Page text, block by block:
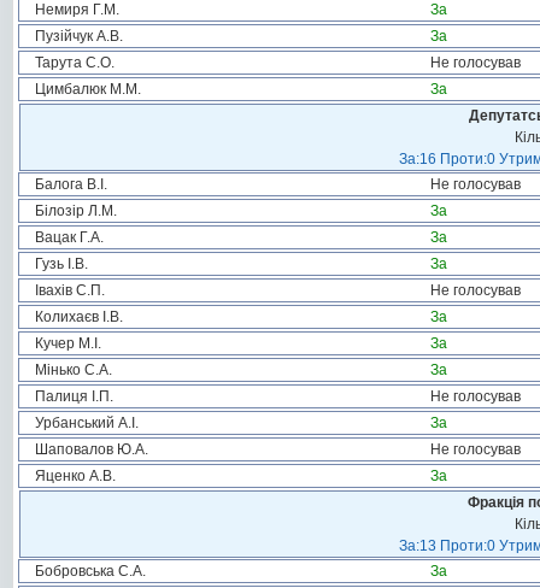
Немиря Г.М.
За
Пузійчук А.В.
За
Тарута С.О.
Не голосував
Цимбалюк М.М.
За
За:16 Проти:0
Балога В.І.
Не голосував
Білозір Л.М.
За
Вацак Г.А.
За
Гузь І.В.
За
Івахів С.П.
Не голосував
Колихаєв І.В.
За
Кучер М.І.
За
Мінько С.А.
За
Палиця І.П.
Не голосував
Урбанський А.І.
За
Шаповалов Ю.А.
Не голосував
Яценко А.В.
За
Фракція
За:13 Проти:0
Бобровська С.А.
За